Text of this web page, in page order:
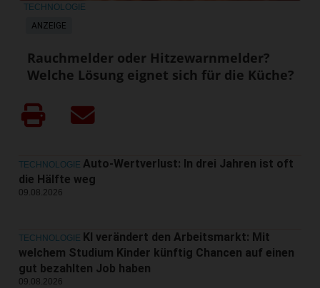
ANZEIGE
TECHNOLOGIE
Rauchmelder oder Hitzewarnmelder?
Welche Lösung eignet sich für die Küche?
TECHNOLOGIE Auto-Wertverlust: In drei Jahren ist oft
die Hälfte weg
09.08.2026
TECHNOLOGIE KI verändert den Arbeitsmarkt: Mit
welchem Studium Kinder künftig Chancen auf einen
gut bezahlten Job haben
09.08.2026